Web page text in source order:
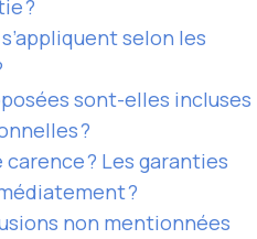
?
selon les
sont-elles incluses
?
? Les garanties
?
non mentionnées